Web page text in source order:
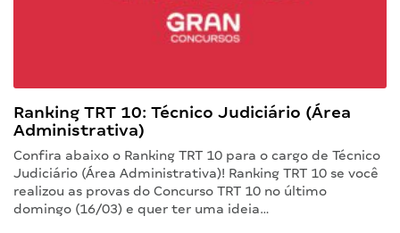
Ranking TRT 10: Técnico Judiciário (Área
Administrativa)
Confira abaixo o Ranking TRT 10 para o cargo de Técnico
Judiciário (Área Administrativa)! Ranking TRT 10 se você
realizou as provas do Concurso TRT 10 no último
domingo (16/03) e quer ter uma ideia…